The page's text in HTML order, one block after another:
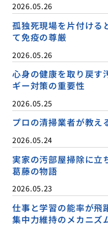
2026.05.26
孤独死現場を片付ける
て免疫の尊厳
2026.05.26
心身の健康を取り戻す
ギー対策の重要性
2026.05.25
プロの清掃業者が教え
2026.05.24
実家の汚部屋掃除に立
葛藤の物語
2026.05.23
仕事と学習の能率が飛
集中力維持のメカニズ